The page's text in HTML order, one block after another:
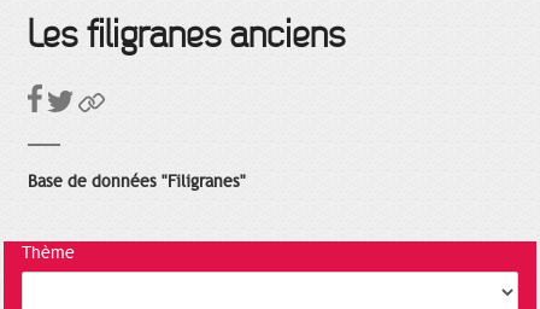
Les filigranes anciens
Base de données "Filigranes"
Thème